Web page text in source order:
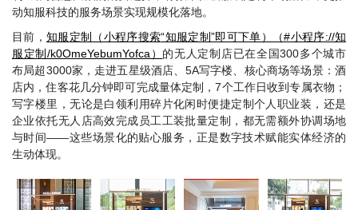
动知服科技的服务场景实现规模化落地。
目前， 知服定制（小程序搜索“知服定制”即可下单）（#小程序://知
服定制/k0OmeYebumYofca） 的无人定制店已在全国300多个城市
布局超3000家，走进五星级酒店、5A写字楼、核心商场等场景：酒
店内，住客花几分钟即可完成量体定制，7个工作日收到专属衣物；
写字楼里，无论是白领利用碎片化闲时便捷定制个人职业装，还是
企业依托无人店高效完成员工工装批量定制，都无需额外协调场地
与时间——这些场景化的贴心服务，正是数字技术赋能实体经济的
生动体现。